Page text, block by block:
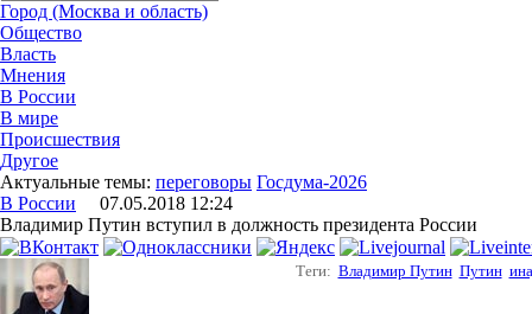
Город (Москва и область)
Общество
Власть
Мнения
В России
В мире
Происшествия
Другое
Актуальные темы: переговоры Госдума-2026
В России 07.05.2018 12:24
Владимир Путин вступил в должность президента России
Теги: Владимир Путин Путин